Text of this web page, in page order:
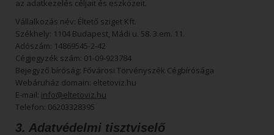
az adatkezelés céljait és eszközeit.
Vállalkozás név: Éltető sziget Kft.
Székhely: 1104 Budapest, Mádi u. 58. 3.em. 11.
Adószám: 14869545-2-42
Cégjegyzék szám: 01-09-923784
Bejegyző bíróság: Fővárosi Törvényszék Cégbírósága
Webáruház domain: eltetoviz.hu
E-mail: info@eltetoviz.hu
Telefon: 06203328395
3. Adatvédelmi tisztviselő